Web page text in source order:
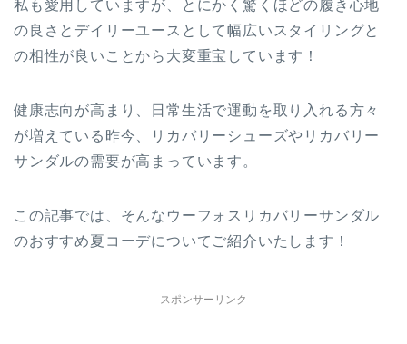
私も愛用していますが、とにかく驚くほどの履き心地
の良さとデイリーユースとして幅広いスタイリングと
の相性が良いことから大変重宝しています！
健康志向が高まり、日常生活で運動を取り入れる方々
が増えている昨今、リカバリーシューズやリカバリー
サンダルの需要が高まっています。
この記事では、そんなウーフォスリカバリーサンダル
のおすすめ夏コーデについてご紹介いたします！
スポンサーリンク